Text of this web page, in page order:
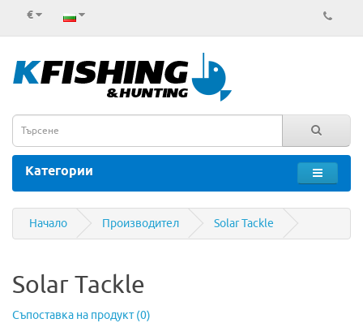
€
Категории
Начало Производител Solar Tackle
Solar Tackle
Съпоставка на продукт (0)